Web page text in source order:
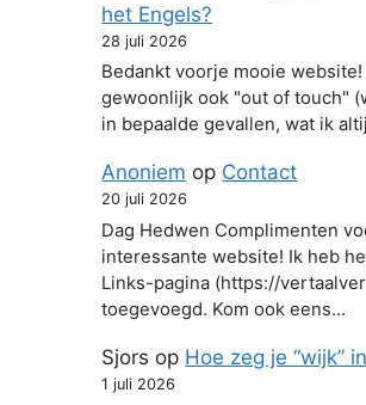
het Engels?
28 juli 2026
Bedankt voorje mooie
gewoonlijk ook "out of touch"
in bepaalde gevallen, wat ik
Anoniem op Contact
20 juli 2026
Dag Hedwen Complimenten
interessante website! Ik heb
Links-pagina (https://
toegevoegd. Kom ook eens…
Sjors op Hoe zeg je “wijk”
1 juli 2026